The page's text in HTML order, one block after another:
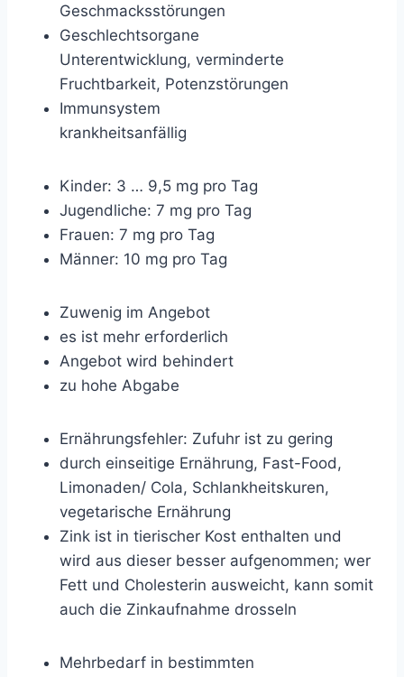
Geschmacksstörungen
Geschlechtsorgane
Unterentwicklung, verminderte
Fruchtbarkeit, Potenzstörungen
Immunsystem
krankheitsanfällig
Kinder: 3 … 9,5 mg pro Tag
Jugendliche: 7 mg pro Tag
Frauen: 7 mg pro Tag
Männer: 10 mg pro Tag
Zuwenig im Angebot
es ist mehr erforderlich
Angebot wird behindert
zu hohe Abgabe
Ernährungsfehler: Zufuhr ist zu gering
durch einseitige Ernährung, Fast-Food,
Limonaden/ Cola, Schlankheitskuren,
vegetarische Ernährung
Zink ist in tierischer Kost enthalten und
wird aus dieser besser aufgenommen; wer
Fett und Cholesterin ausweicht, kann somit
auch die Zinkaufnahme drosseln
Mehrbedarf in bestimmten